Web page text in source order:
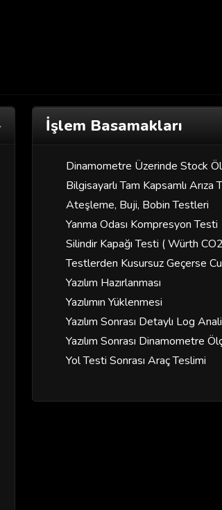
İşlem Basamakları
Dinamometre Üzerinde Stock
Bilgisayarlı Tam Kapsamlı Arıza
Ateşleme, Buji, Bobin Testleri
Yanma Odası Kompresyon Testi
Silindir Kapağı Testi ( Würth
Testlerden Kusursuz Geçerse
Yazılım Hazırlanması
Yazılımın Yüklenmesi
Yazılım Sonrası Detaylı Log
Yazılım Sonrası Dinamometre
Yol Testi Sonrası Araç Teslimi